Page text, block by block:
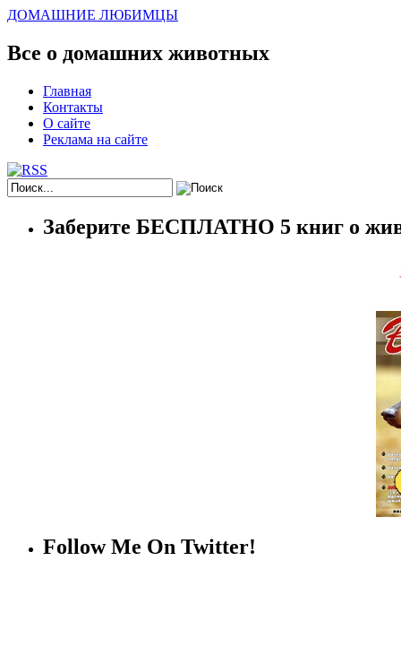
ДОМАШНИЕ ЛЮБИМЦЫ
Все о домашних животных
Главная
Контакты
О сайте
Реклама на сайте
Заберите БЕСПЛАТНО 5 книг о
Follow Me On Twitter!